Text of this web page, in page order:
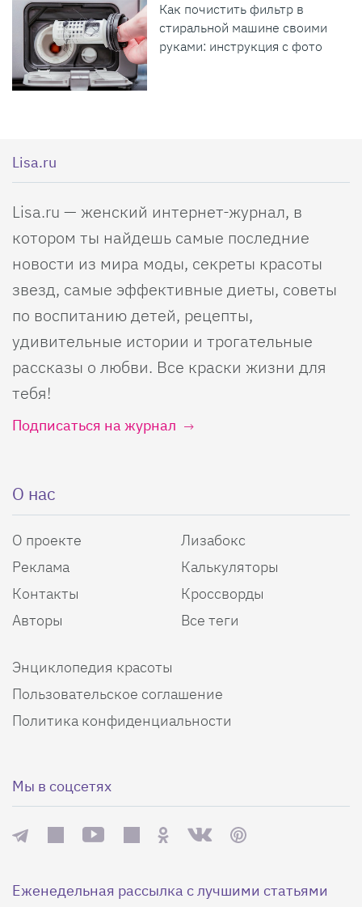
Как почистить фильтр в
стиральной машине своими
руками: инструкция с фото
Lisa.ru
Lisa.ru — женский интернет-журнал, в
котором ты найдешь самые последние
новости из мира моды, секреты красоты
звезд, самые эффективные диеты, советы
по воспитанию детей, рецепты,
удивительные истории и трогательные
рассказы о любви. Все краски жизни для
тебя!
Подписаться на журнал
О нас
О проекте
Реклама
Контакты
Авторы
Лизабокс
Калькуляторы
Кроссворды
Все теги
Энциклопедия красоты
Пользовательское соглашение
Политика конфиденциальности
Мы в соцсетях
Еженедельная рассылка с лучшими статьями